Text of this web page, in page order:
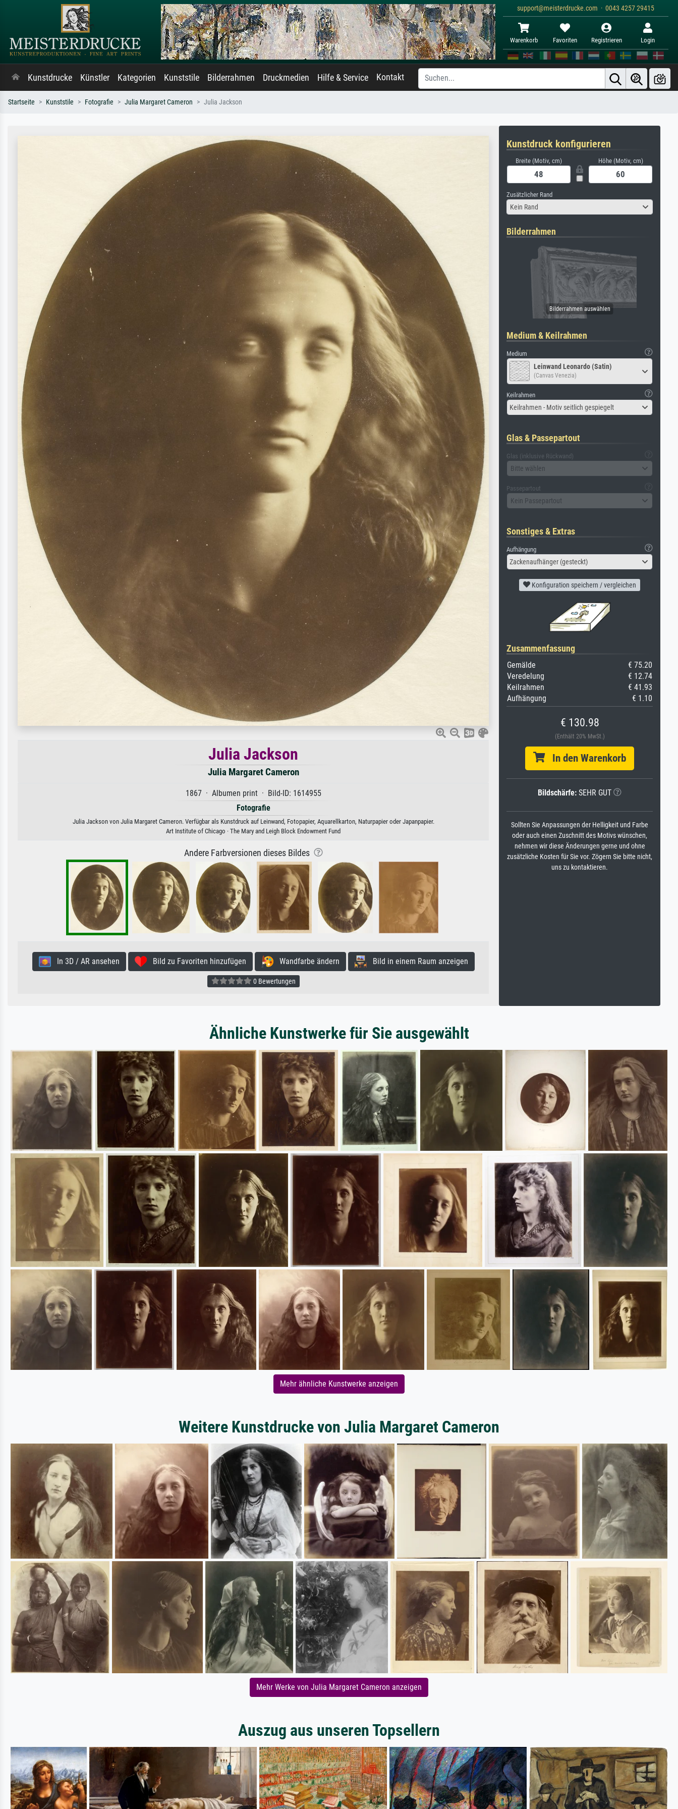
support@meisterdrucke.com · 0043 4257 29415
Warenkorb Favoriten Registrieren Login
Kunstdrucke Künstler Kategorien Kunststile Bilderrahmen Druckmedien Hilfe & Service Kontakt
Startseite Kunststile Fotografie Julia Margaret Cameron Julia Jackson
Julia Jackson
Julia Margaret Cameron
1867 · Albumen print · Bild-ID: 1614955
Fotografie
Julia Jackson von Julia Margaret Cameron. Verfügbar als Kunstdruck auf Leinwand, Fotopapier, Aquarellkarton, Naturpapier oder Japanpapier.
Art Institute of Chicago · The Mary and Leigh Block Endowment Fund
Andere Farbversionen dieses Bildes
In 3D / AR ansehen Bild zu Favoriten hinzufügen Wandfarbe ändern Bild in einem Raum anzeigen
0 Bewertungen
Kunstdruck konfigurieren
Breite (Motiv, cm) Höhe (Motiv, cm)
Zusätzlicher Rand
Kein Rand
Bilderrahmen
Medium & Keilrahmen
Medium
Leinwand Leonardo (Satin)
(Canvas Venezia)
Keilrahmen
Keilrahmen - Motiv seitlich gespiegelt
Glas & Passepartout
Glas (inklusive Rückwand)
Bitte wählen
Passepartout
Kein Passepartout
Sonstiges & Extras
Aufhängung
Zackenaufhänger (gesteckt)
Konfiguration speichern / vergleichen
Zusammenfassung
Gemälde
€ 75.20
Veredelung
€ 12.74
Keilrahmen
€ 41.93
Aufhängung
€ 1.10
€ 130.98
(Enthält 20% MwSt.)
In den Warenkorb
Bildschärfe: SEHR GUT
Sollten Sie Anpassungen der Helligkeit und Farbe
oder auch einen Zuschnitt des Motivs wünschen,
nehmen wir diese Änderungen gerne und ohne
zusätzliche Kosten für Sie vor. Zögern Sie bitte nicht,
uns zu kontaktieren.
Ähnliche Kunstwerke für Sie ausgewählt
Mehr ähnliche Kunstwerke anzeigen
Weitere Kunstdrucke von Julia Margaret Cameron
Mehr Werke von Julia Margaret Cameron anzeigen
Auszug aus unseren Topsellern